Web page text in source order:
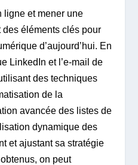
ligne et mener une
éléments clés pour
d’aujourd’hui. En
LinkedIn et l’e-mail de
des techniques
de la
avancée des listes de
dynamique des
et ajustant sa stratégie
on peut